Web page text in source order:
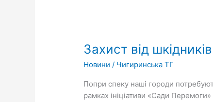
Захист від
Новини / Чигиринська ТГ
Попри спеку наші городи
рамках ініціативи «Сади
шкідників
«Садів
Перемоги»